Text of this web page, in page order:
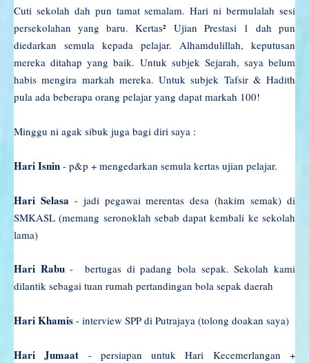
Cuti sekolah dah pun tamat semalam. Hari ni bermulalah sesi
persekolahan yang baru. Kertas² Ujian Prestasi 1 dah pun
diedarkan semula kepada pelajar. Alhamdulillah, keputusan
mereka ditahap yang baik. Untuk subjek Sejarah, saya belum
habis mengira markah mereka. Untuk subjek Tafsir & Hadith
pula ada beberapa orang pelajar yang dapat markah 100!
Minggu ni agak sibuk juga bagi diri saya :
Hari Isnin - p&p + mengedarkan semula kertas ujian pelajar.
Hari Selasa - jadi pegawai merentas desa (hakim semak) di
SMKASL (memang seronoklah sebab dapat kembali ke sekolah
lama)
Hari Rabu- bertugas di padang bola sepak. Sekolah kami
dilantik sebagai tuan rumah pertandingan bola sepak daerah
Hari Khamis - interview SPP di Putrajaya (tolong doakan saya)
Hari Jumaat - persiapan untuk Hari Kecemerlangan +